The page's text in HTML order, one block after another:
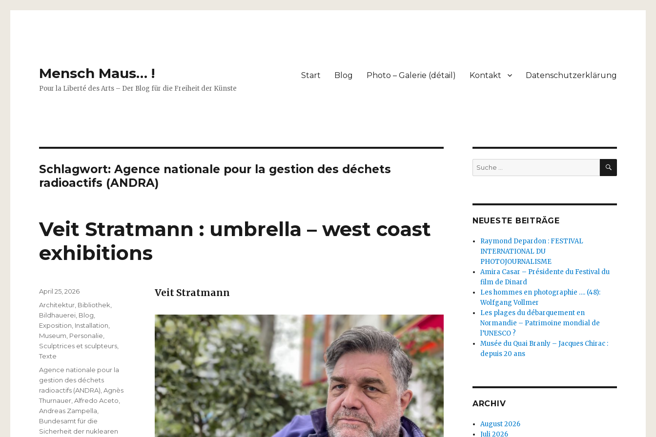
Mensch Maus… !
Pour la Liberté des Arts – Der Blog für die Freiheit der Künste
Start Blog Photo – Galerie (détail) Kontakt Datenschutzerklärung
Schlagwort:Agence nationale pour la gestion des déchets
radioactifs (ANDRA)
Veit Stratmann : umbrella – west coast
exhibitions
Veit Stratmann
Veröffentlicht
April 25, 2026
Kategorien
Architektur Bibliothek
Bildhauerei Blog
Exposition Installation
Museum Personalie
Sculptrices et sculpteurs
Texte
Schlagwörter
Agence nationale pour la
gestion des déchets
radioactifs (ANDRA) ,Agnès
Thurnauer ,Alfredo Aceto
Andreas Zampella
Bundesamt für die
Sicherheit der nuklearen
Suche
nach:
SUCHEN
NEUESTE BEITRÄGE
Raymond Depardon : FESTIVAL
INTERNATIONAL DU
PHOTOJOURNALISME
Amira Casar – Présidente du Festival du
film de Dinard
Les hommes en photographie …. (48):
Wolfgang Vollmer
Les plages du débarquement en
Normandie – Patrimoine mondial de
l’UNESCO ?
Musée du Quai Branly – Jacques Chirac :
depuis 20 ans
ARCHIV
August 2026
Juli 2026